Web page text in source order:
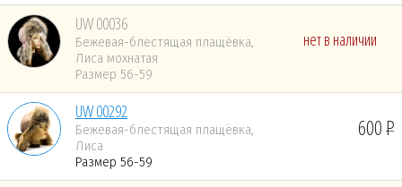
UW 00036
Бежевая-блестящая плащёвка,
Лиса мохнатая
Размер 56-59
нет в наличии
UW 00292
Бежевая-блестящая плащёвка,
Лиса
Размер 56-59
600